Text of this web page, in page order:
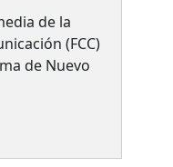
de la
(FCC)
de Nuevo